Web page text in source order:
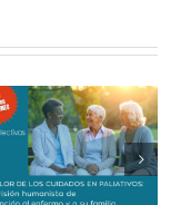
La Buena Muerte y
Paliativos Sin Fronteras